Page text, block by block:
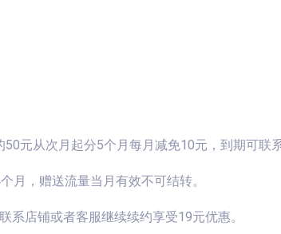
元从次月起分5个月每月减免10元，到期可联
月，赠送流量当月有效不可结转。
系店铺或者客服继续续约享受19元优惠。